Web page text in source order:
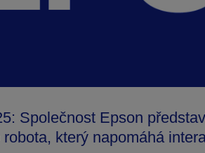
Společnost Epson
který napomáhá